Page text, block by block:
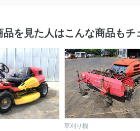
品を見た人はこんな商品もチ
草刈り機